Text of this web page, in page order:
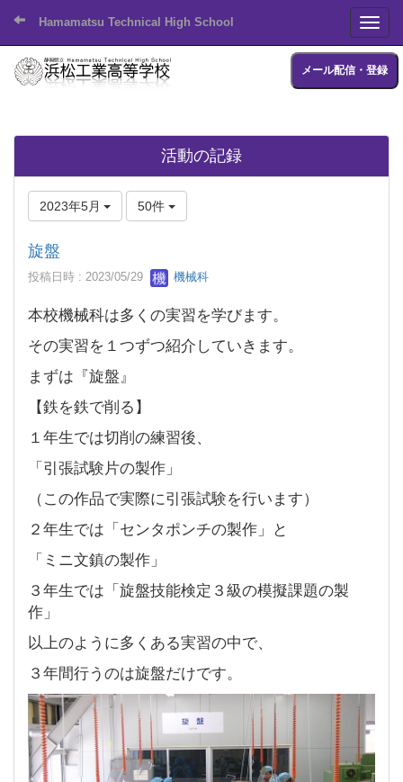
Hamamatsu Technical High School
メール配信・登録
活動の記録
2023年5月 50件
旋盤
投稿日時 : 2023/05/29 機械科
本校機械科は多くの実習を学びます。
その実習を１つずつ紹介していきます。
まずは『旋盤』
【鉄を鉄で削る】
１年生では切削の練習後、
「引張試験片の製作」
（この作品で実際に引張試験を行います）
２年生では「センタポンチの製作」と
「ミニ文鎮の製作」
３年生では「旋盤技能検定３級の模擬課題の製
作」
以上のように多くある実習の中で、
３年間行うのは旋盤だけです。